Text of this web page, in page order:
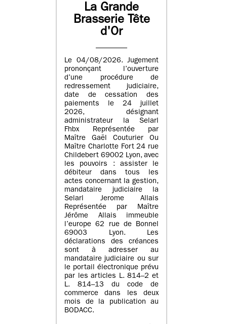
La Grande
Brasserie Tête
d'Or
Le 04/08/2026. Jugement
prononçant l’ouverture
d’une procédure de
redressement judiciaire,
date de cessation des
paiements le 24 juillet
2026, désignant
administrateur la Selarl
Fhbx Représentée par
Maître Gaël Couturier Ou
Maître Charlotte Fort 24 rue
Childebert 69002 Lyon, avec
les pouvoirs : assister le
débiteur dans tous les
actes concernant la gestion,
mandataire judiciaire la
Selarl Jerome Allais
Représentée par Maître
Jérôme Allais immeuble
l’europe 62 rue de Bonnel
69003 Lyon. Les
déclarations des créances
sont à adresser au
mandataire judiciaire ou sur
le portail électronique prévu
par les articles L. 814–2 et
L. 814–13 du code de
commerce dans les deux
mois de la publication au
BODACC.